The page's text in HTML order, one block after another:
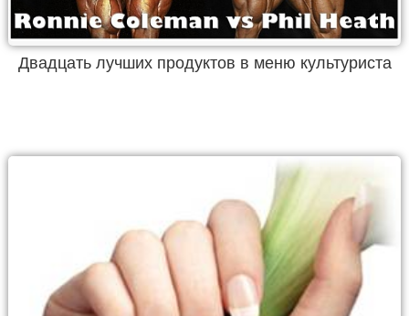
Двадцать лучших продуктов в меню культуриста